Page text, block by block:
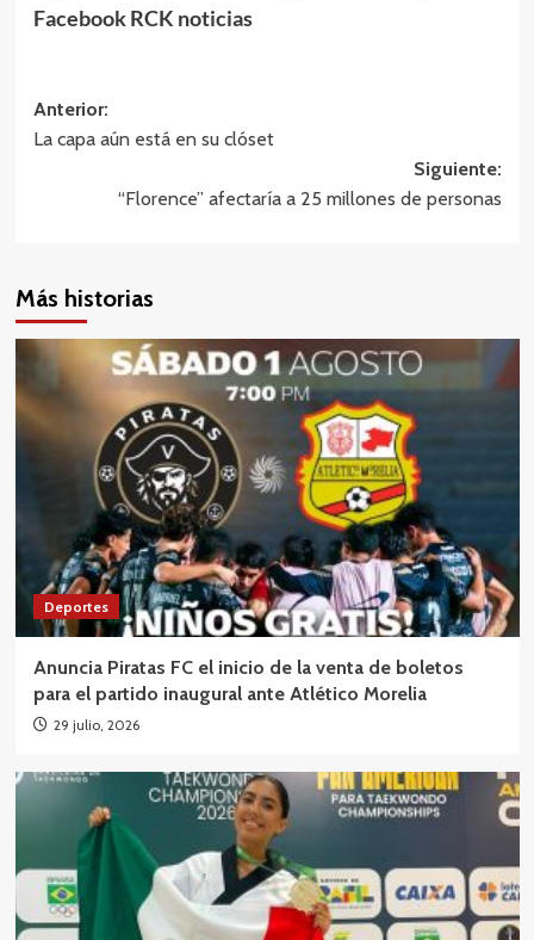
Facebook RCK noticias
Navegación
de
entradas
Anterior:
La capa aún está en su clóset
Siguiente:
“Florence” afectaría a 25 millones de personas
Más historias
Deportes
Anuncia Piratas FC el inicio de la venta de boletos
para el partido inaugural ante Atlético Morelia
29 julio, 2026